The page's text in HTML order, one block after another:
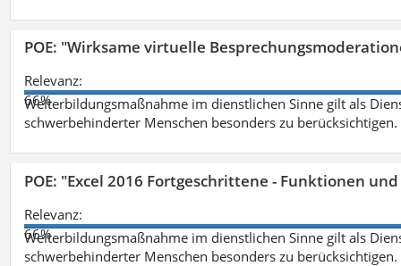
POE: "Wirksame virtuelle
Relevanz:
66%
Weiterbildungsmaßnahme im dienstlichen Sinne gilt als
schwerbehinderter Menschen besonders zu berücksichtigen.
POE: "Excel 2016 Fortgeschrittene - Funktionen
Relevanz:
66%
Weiterbildungsmaßnahme im dienstlichen Sinne gilt als
schwerbehinderter Menschen besonders zu berücksichtigen.